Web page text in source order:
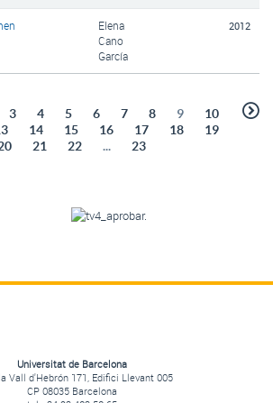
Elena
Cano
García
2012
3 4 5 6 7 8 9
10
14 15 16 17 18
19
21 22 ... 23
Universitat de Barcelona
Vall d'Hebrón 171, Edifici Llevant 005
CP 08035 Barcelona